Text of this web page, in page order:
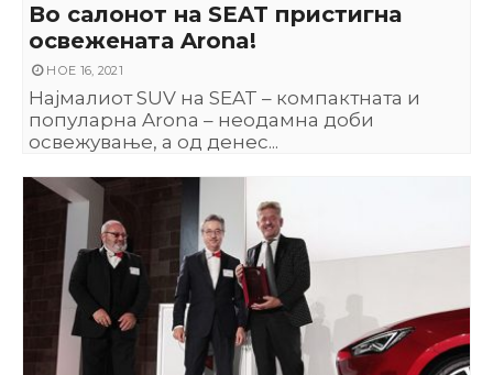
Во салонот на SEAT пристигна
освежената Arona!
НОЕ 16, 2021
Најмалиот SUV на SEAT – компактната и
популарна Arona – неодамна доби
освежување, а од денес...